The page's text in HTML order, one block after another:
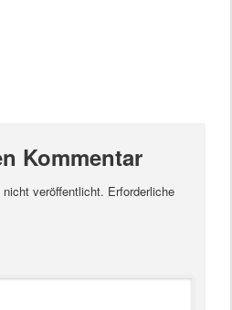
Kommentar
veröffentlicht. Erforderliche